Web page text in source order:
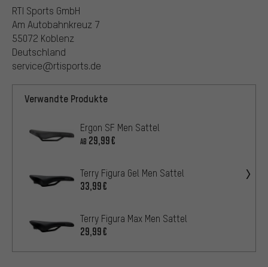
RTI Sports GmbH
Am Autobahnkreuz 7
55072 Koblenz
Deutschland
service@rtisports.de
Verwandte Produkte
Ergon SF Men Sattel
AB 29,99€
Terry Figura Gel Men Sattel
33,99€
Terry Figura Max Men Sattel
29,99€